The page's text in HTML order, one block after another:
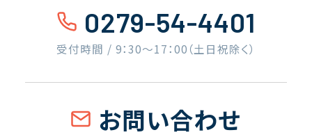
0279-54-4401
受付時間 / 9：30〜17：00（土日祝除く）
お問い合わせ